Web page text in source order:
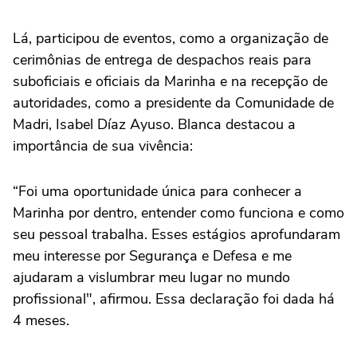
Lá, participou de eventos, como a organização de
cerimônias de entrega de despachos reais para
suboficiais e oficiais da Marinha e na recepção de
autoridades, como a presidente da Comunidade de
Madri, Isabel Díaz Ayuso. Blanca destacou a
importância de sua vivência:
“Foi uma oportunidade única para conhecer a
Marinha por dentro, entender como funciona e como
seu pessoal trabalha. Esses estágios aprofundaram
meu interesse por Segurança e Defesa e me
ajudaram a vislumbrar meu lugar no mundo
profissional", afirmou. Essa declaração foi dada há
4 meses.